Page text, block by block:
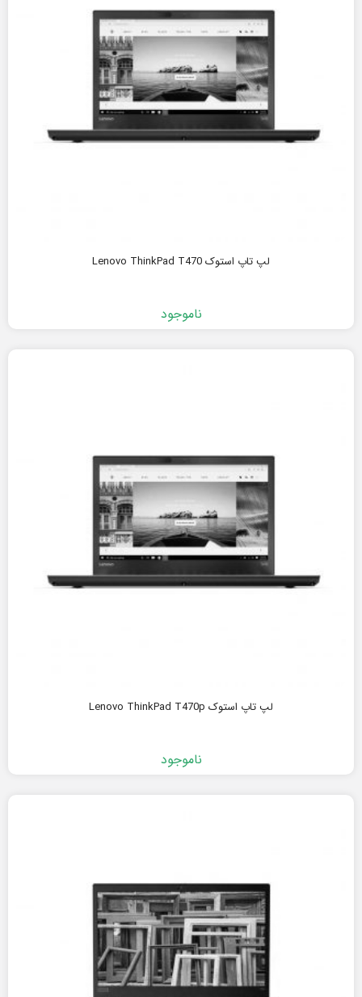
لپ تاپ استوک Lenovo ThinkPad T470
ناموجود
لپ تاپ استوک Lenovo ThinkPad T470p
ناموجود